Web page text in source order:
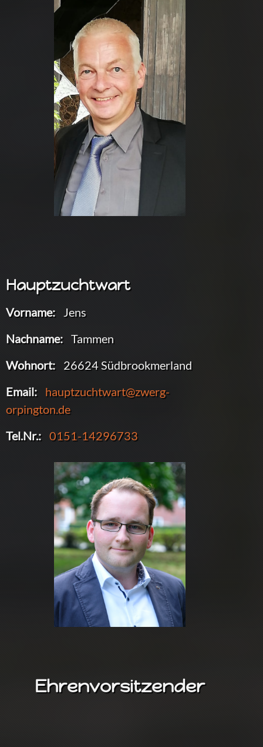
Hauptzuchtwart
Vorname: Jens
Nachname: Tammen
Wohnort: 26624 Südbrookmerland
Email: hauptzuchtwart@zwerg-
orpington.de
Tel.Nr.: 0151-14296733
Ehrenvorsitzender